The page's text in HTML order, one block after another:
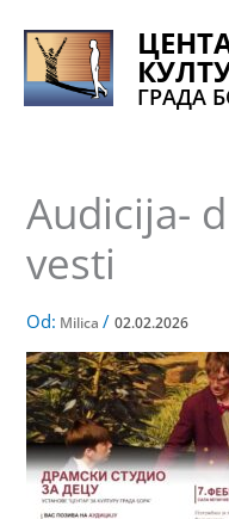
sadržaj
ГРАДА
Audicija-
vesti
Od: Milica/02.02.2026